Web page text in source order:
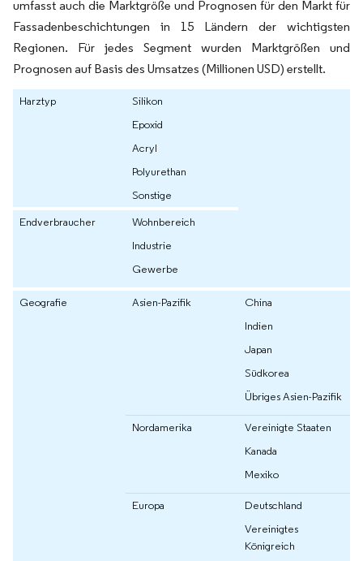
umfasst auch die Marktgröße und Prognosen für den Markt für
Fassadenbeschichtungen in 15 Ländern der wichtigsten
Regionen. Für jedes Segment wurden Marktgrößen und
Prognosen auf Basis des Umsatzes (Millionen USD) erstellt.
Harztyp
Silikon
Epoxid
Acryl
Polyurethan
Sonstige
Endverbraucher
Wohnbereich
Industrie
Gewerbe
Geografie Asien-Pazifik
China
Indien
Japan
Südkorea
Übriges Asien-Pazifik
Nordamerika
Vereinigte Staaten
Kanada
Mexiko
Europa
Deutschland
Vereinigtes
Königreich